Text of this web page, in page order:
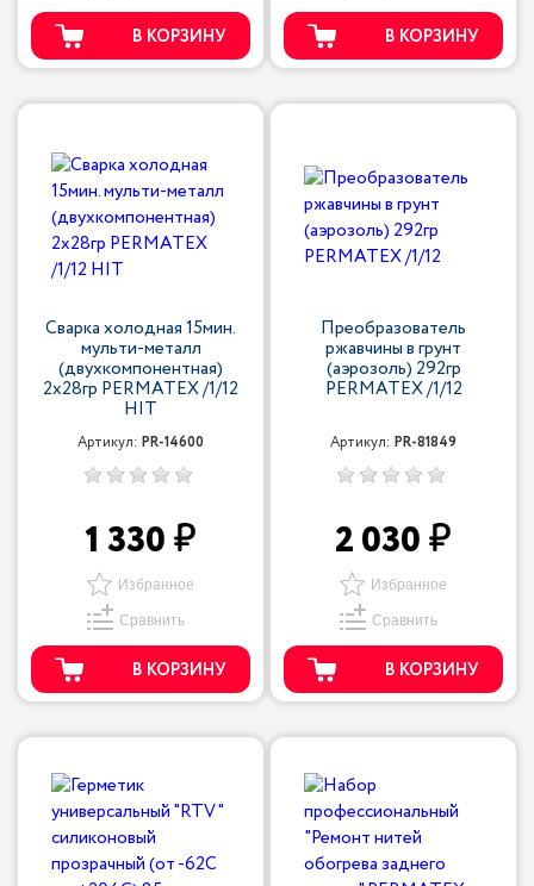
В КОРЗИНУ В КОРЗИНУ
Сварка холодная 15мин.
мульти-металл
(двухкомпонентная)
2х28гр PERMATEX /1/12
HIT
Артикул: PR-14600
1 330
Избранное
Сравнить
В КОРЗИНУ
Преобразователь
ржавчины в грунт
(аэрозоль) 292гр
PERMATEX /1/12
Артикул: PR-81849
2 030
Избранное
Сравнить
В КОРЗИНУ